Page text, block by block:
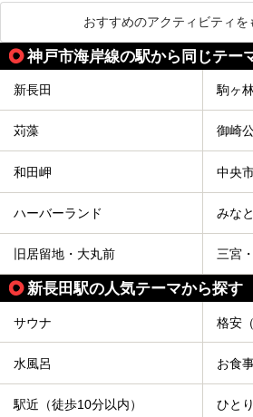
おすすめのアクティビティを
神戸市海岸線の駅から同じテー
新長田 駒ヶ
苅藻 御崎
和田岬 中央
ハーバーランド みな
旧居留地・大丸前 三宮
新長田駅の人気テーマから探す
サウナ 格安
水風呂 お食
駅近（徒歩10分以内） ひと